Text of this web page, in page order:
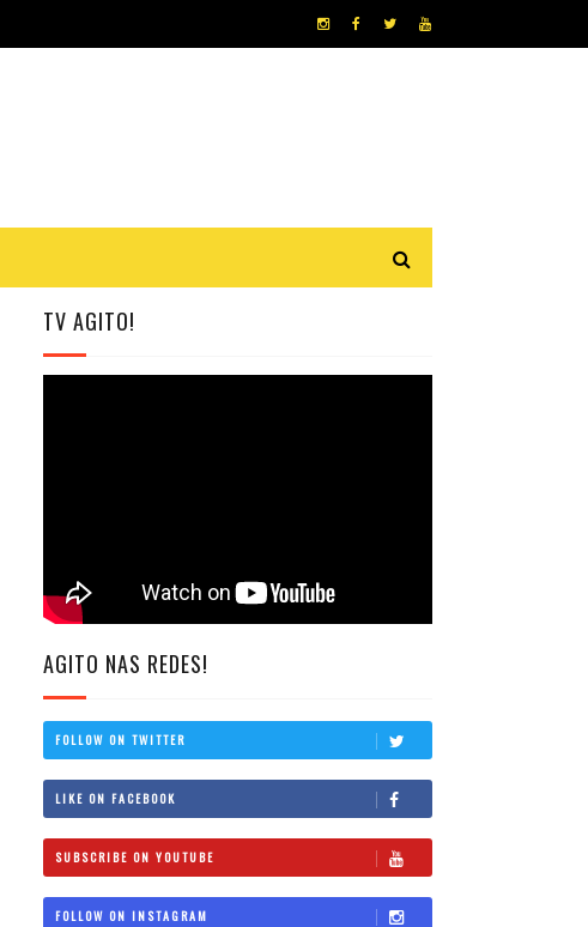
TV AGITO!
AGITO NAS REDES!
FOLLOW ON TWITTER
LIKE ON FACEBOOK
SUBSCRIBE ON YOUTUBE
FOLLOW ON INSTAGRAM